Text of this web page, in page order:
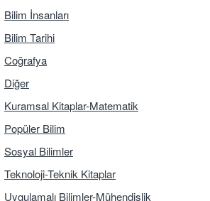
Bilim İnsanları
Bilim Tarihi
Coğrafya
Diğer
Kuramsal Kitaplar-Matematik
Popüler Bilim
Sosyal Bilimler
Teknoloji-Teknik Kitaplar
Uygulamalı Bilimler-Mühendislik